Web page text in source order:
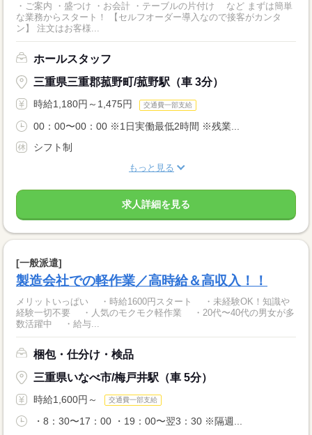
・ご案内 ・盛つけ ・お会計 ・テーブルの片付け など まずは簡単
な業務からスタート！ 【セルフオーダー導入なので接客がカンタ
ン】 注文はお客様...
ホールスタッフ
三重県三重郡菰野町/菰野駅（車 3分）
時給1,180円～1,475円 交通費一部支給
00：00〜00：00 ※1日実働最低2時間 ※残業...
シフト制
もっと見る
求人詳細を見る
[一般派遣]
製造会社での軽作業／高時給＆高収入！！
メリットいっぱい ・時給1600円スタート ・未経験OK！知識や
経験一切不要 ・人気のモクモク軽作業 ・20代〜40代の男女が多
数活躍中 ・給与...
梱包・仕分け・検品
三重県いなべ市/梅戸井駅（車 5分）
時給1,600円～ 交通費一部支給
・8：30〜17：00 ・19：00〜翌3：30 ※隔週...